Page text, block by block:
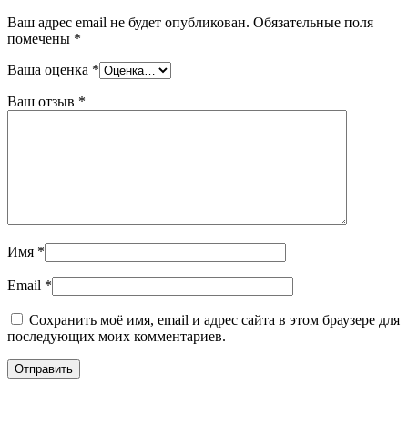
Ваш адрес email не будет опубликован. Обязательные поля
помечены *
Ваша оценка *
Ваш отзыв *
Имя *
Email *
Сохранить моё имя, email и адрес сайта в этом браузере для
последующих моих комментариев.